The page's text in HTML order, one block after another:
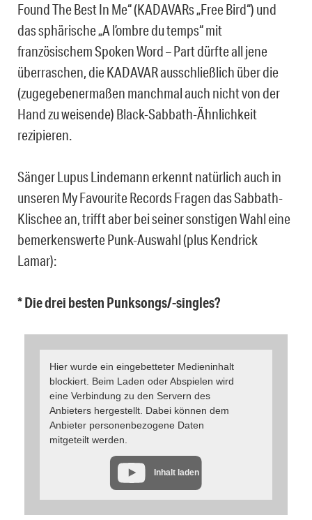
Found The Best In Me“ (KADAVARs „Free Bird“) und
das sphärische „A l’ombre du temps“ mit
französischem Spoken Word – Part dürfte all jene
überraschen, die KADAVAR ausschließlich über die
(zugegebenermaßen manchmal auch nicht von der
Hand zu weisende) Black-Sabbath-Ähnlichkeit
rezipieren.
Sänger Lupus Lindemann erkennt natürlich auch in
unseren My Favourite Records Fragen das Sabbath-
Klischee an, trifft aber bei seiner sonstigen Wahl eine
bemerkenswerte Punk-Auswahl (plus Kendrick
Lamar):
* Die drei besten Punksongs/-singles?
Hier wurde ein eingebetteter Medieninhalt
blockiert. Beim Laden oder Abspielen wird
eine Verbindung zu den Servern des
Anbieters hergestellt. Dabei können dem
Anbieter personenbezogene Daten
mitgeteilt werden.
Inhalt laden